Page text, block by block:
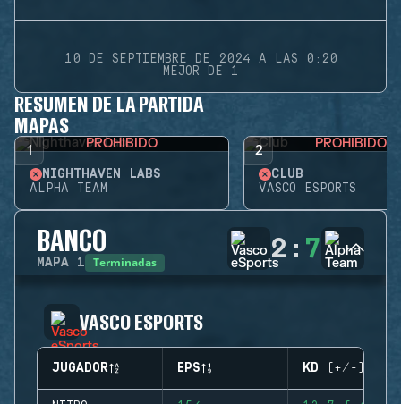
10 DE SEPTIEMBRE DE 2024 A LAS 0:20
MEJOR DE 1
RESUMEN DE LA PARTIDA
MAPAS
1 PROHIBIDO
NIGHTHAVEN LABS
ALPHA TEAM
2 PROHIBIDO
CLUB
VASCO ESPORTS
BANCO
MAPA 1 Terminadas 2 : 7
VASCO ESPORTS
JUGADOR EPS KD (+/-)